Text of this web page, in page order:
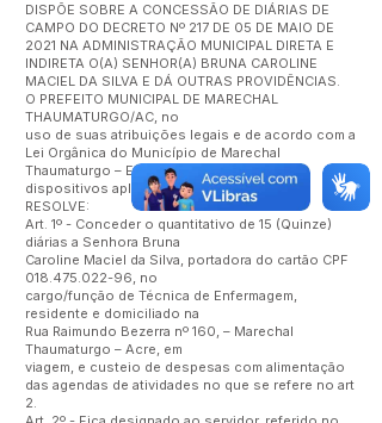
DISPÕE SOBRE A CONCESSÃO DE DIÁRIAS DE
CAMPO DO DECRETO Nº 217 DE 05 DE MAIO DE
2021 NA ADMINISTRAÇÃO MUNICIPAL DIRETA E
INDIRETA O(A) SENHOR(A) BRUNA CAROLINE
MACIEL DA SILVA E DÁ OUTRAS PROVIDÊNCIAS.
O PREFEITO MUNICIPAL DE MARECHAL
THAUMATURGO/AC, no
uso de suas atribuições legais e de acordo com a
Lei Orgânica do Município de Marechal
Thaumaturgo – Estado do Acre – e demais
dispositivos aplicáveis à espécie,
RESOLVE:
Art. 1º - Conceder o quantitativo de 15 (Quinze)
diárias a Senhora Bruna
Caroline Maciel da Silva, portadora do cartão CPF
018.475.022-96, no
cargo/função de Técnica de Enfermagem,
residente e domiciliado na
Rua Raimundo Bezerra nº 160, – Marechal
Thaumaturgo – Acre, em
viagem, e custeio de despesas com alimentação
das agendas de atividades no que se refere no art
2.